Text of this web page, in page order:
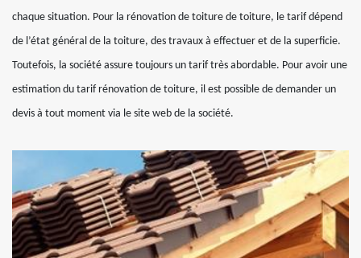
chaque situation. Pour la rénovation de toiture de toiture, le tarif dépend
de l’état général de la toiture, des travaux à effectuer et de la superficie.
Toutefois, la société assure toujours un tarif très abordable. Pour avoir une
estimation du tarif rénovation de toiture, il est possible de demander un
devis à tout moment via le site web de la société.